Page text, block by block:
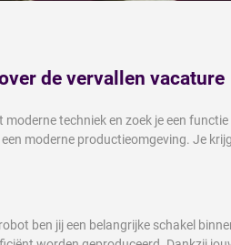
de vervallen vacature
moderne techniek en zoek je een
moderne productieomgeving. Je
ben jij een belangrijke schakel